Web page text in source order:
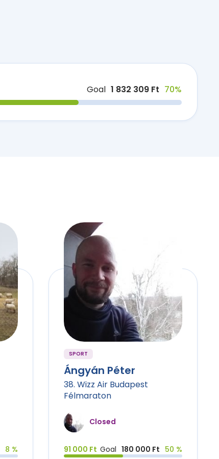
Goal 1 832 309 Ft 70%
8 %
SPORT
Ángyán Péter
38. Wizz Air Budapest
Félmaraton
Closed
91 000 Ft Goal 180 000 Ft 50 %